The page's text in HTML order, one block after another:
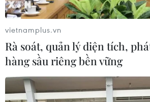
06/08/2026 22:52
Chủ tịch Quốc hội Trần Thanh Mẫn
tiếp Đại sứ Hoa Kỳ Jennifer Wicks
06/08/2026 13:43
vietnamplus.vn
Rà soát, quản lý diện tích,
hàng sầu riêng bền vững